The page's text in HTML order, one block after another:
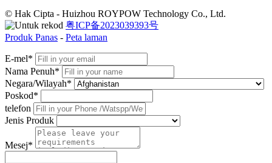
© Hak Cipta - Huizhou ROYPOW Technology Co., Ltd.
粤ICP备2023039393号
Produk Panas - Peta laman
E-mel*
Nama Penuh*
Negara/Wilayah*
Poskod*
telefon
Jenis Produk
Mesej*